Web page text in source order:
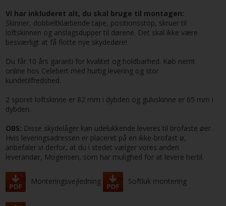
Vi har inkluderet alt, du skal bruge til montagen:
Skinner, dobbeltklæbende tape, positionsstop, skruer til
loftskinnen og anslagsdupper til dørene. Det skal ikke være
besværligt at få flotte nye skydedøre!
Du får 10 års garanti for kvalitet og holdbarhed. Køb nemt
online hos Celebert med hurtig levering og stor
kundetilfredshed.
2 sporet loftskinne er 82 mm i dybden og gulvskinne er 65 mm i
dybden.
OBS: Disse skydelåger kan udelukkende leveres til brofaste øer.
Hvis leveringsadressen er placeret på en ikke-brofast ø,
anbefaler vi derfor, at du i stedet vælger vores anden
leverandør, Mogensen, som har mulighed for at levere hertil.
Monteringsvejledning Softluk montering